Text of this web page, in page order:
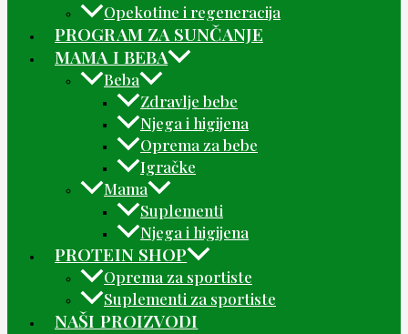
Opekotine i regeneracija
PROGRAM ZA SUNČANJE
MAMA I BEBA
Beba
Zdravlje bebe
Njega i higijena
Oprema za bebe
Igračke
Mama
Suplementi
Njega i higijena
PROTEIN SHOP
Oprema za sportiste
Suplementi za sportiste
NAŠI PROIZVODI